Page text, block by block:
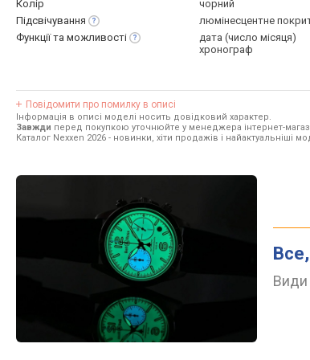
Колір
чорний
Підсвічування
люмінесцентне
Функції та можливості
дата (число місяця)
хронограф
Повідомити про помилку в описі
Інформація в описі моделі носить довідковий характер.
Завжди перед покупкою уточнюйте у менеджера інтернет-
Каталог Nexxen 2026 - новинки, хіти продажів і найактуальніші
Види